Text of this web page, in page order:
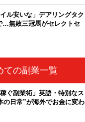
ル安いな」デアリングタク
…無敗三冠馬がセレクトセ
ての副業一覧
ぐ副業術」英語・特別なス
の日常”が海外でお金に変わ